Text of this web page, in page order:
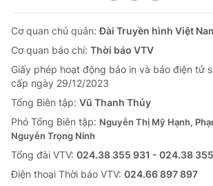
Cơ quan chủ quản:Đài Truyền hình Việt
Cơ quan báo chí: Thời báo VTV
Giấy phép hoạt động báo in và báo điện tử
cấp ngày 29/12/2023
Tổng Biên tập: Vũ Thanh Thủy
Phó Tổng Biên tập: Nguyễn Thị Mỹ Hạnh,
Nguyễn Trọng Ninh
Tổng đài VTV: 024.38 355 931 - 024.38
Ðiện thoại Thời báo VTV: 024.66 897 897